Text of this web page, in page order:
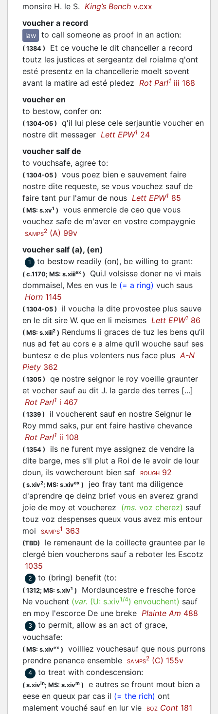
monsire H. le S. King’s Bench v.cxx
voucher a record
law to call someone as proof in an action:
( 1384 ) Et ce vouche le dit chanceller a record
toutz les justices et sergeantz del roialme q'ont
esté presentz en la chancellerie moelt sovent
avant la matire ad esté pledez Rot Parl1 iii 168
voucher en
to bestow, confer on:
( 1304-05 ) q'il lui plese cele serjauntie voucher en
nostre dit messager Lett EPW1 24
voucher salf de
to vouchsafe, agree to:
( 1304-05 )
vous poez bien e sauvement faire
nostre dite requeste, se vous vouchez sauf de
faire tant pur l'amur de nous Lett EPW1 85
( MS: s.xv1 )
vous enmercie de ceo que vous
vouchez safe de m'aver en vostre compaygnie
SAMPS2 (A) 99v
voucher salf (a), (en)
1 to bestow readily (on), be willing to grant:
( c.1170; MS: s.xiiiex )
Qui.l volsisse doner ne vi mais
dommaisel, Mes en vus le (= a ring) vuch saus
Horn 1145
( 1304-05 ) il voucha la dite provostee plus sauve
en le dit sire W. que en li meismes Lett EPW1 86
( MS: s.xiii2 ) Rendums li graces de tuz les bens qu’il
nus ad fet au cors e a alme qu’il wouche sauf ses
buntesz e de plus volenters nus face plus A-N
Piety 362
( 1305 )
qe nostre seignor le roy voeille graunter
et vocher sauf au dit J. la garde des terres [...]
Rot Parl1 i 467
( 1339 ) il voucherent sauf en nostre Seignur le
Roy mmd saks, pur ent faire hastive chevance
Rot Parl1 ii 108
( 1354 )
ils ne furent mye assignez de vendre la
dite barge, mes s'il plut a Roi de le avoir de lour
doun, ils vowcherount bien saf ROUGH 92
( s.xiv2; MS: s.xivex )
jeo fray tant ma diligence
d'aprendre qe deinz brief vous en averez grand
joie de moy et voucherez (ms. voz cherez) sauf
touz voz despenses queux vous avez mis entour
moi
SAMPS1 363
(TBD)
le remenaunt de la coillecte grauntee par le
clergé bien voucherons sauf a reboter les Escotz
1035
2 to (bring) benefit (to:
( 1312; MS: s.xiv1 )
Mordauncestre e fresche force
Ne vouchent (var. (U: s.xiv1/4) envouchent) sauf
en moy l'escorce De une breke Plainte Am 488
3
to permit, allow as an act of grace,
vouchsafe:
( MS: s.xivex ) voilliez vouchesauf que nous purrons
prendre penance ensemble
SAMPS2 (C) 155v
4 to treat with condescension:
( s.xivin; MS: s.xivm )
e autres se frount mout bien a
eese en queux par cas il (= the rich) ont
malement vouché sauf en lur vie BOZ Cont 181